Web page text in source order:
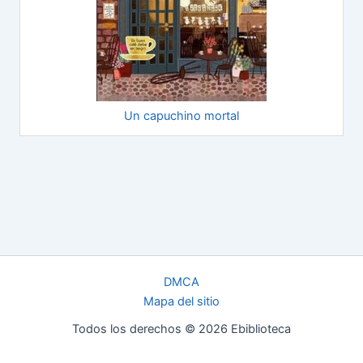
Un capuchino mortal
DMCA
Mapa del sitio
Todos los derechos © 2026 Ebiblioteca